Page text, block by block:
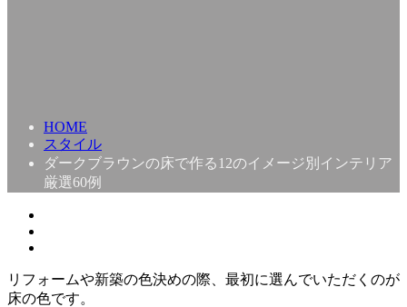
HOME
スタイル
ダークブラウンの床で作る12のイメージ別インテリア
厳選60例
リフォームや新築の色決めの際、最初に選んでいただくのが
床の色です。